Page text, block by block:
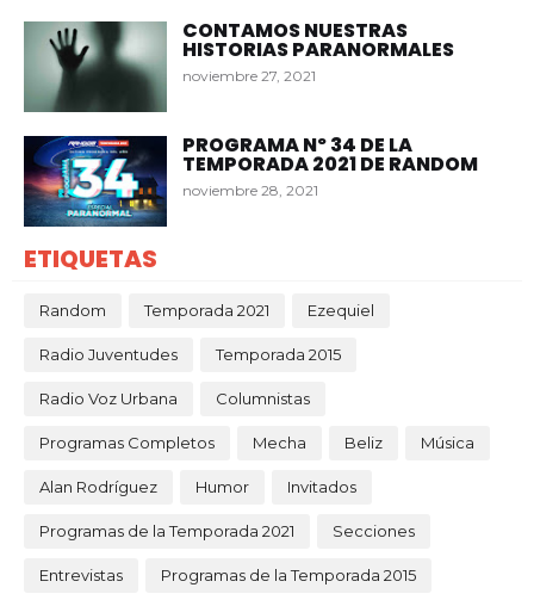
CONTAMOS NUESTRAS
HISTORIAS PARANORMALES
noviembre 27, 2021
PROGRAMA Nº 34 DE LA
TEMPORADA 2021 DE RANDOM
noviembre 28, 2021
ETIQUETAS
Random Temporada 2021 Ezequiel
Radio Juventudes Temporada 2015
Radio Voz Urbana Columnistas
Programas Completos Mecha Beliz Música
Alan Rodríguez Humor Invitados
Programas de la Temporada 2021 Secciones
Entrevistas Programas de la Temporada 2015